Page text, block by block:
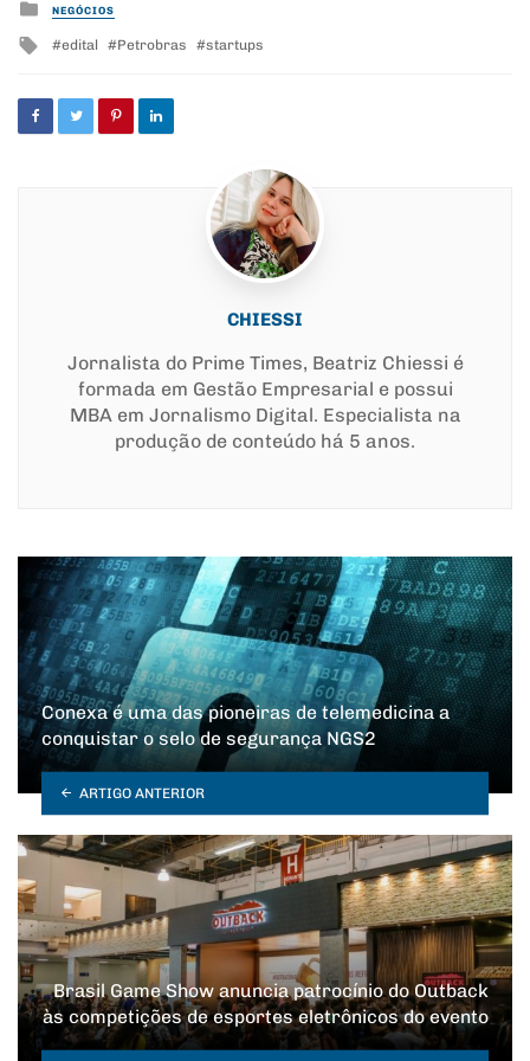
Posted
in
NEGÓCIOS
Tagged
edital Petrobras startups
CHIESSI
Jornalista do Prime Times, Beatriz Chiessi é
formada em Gestão Empresarial e possui
MBA em Jornalismo Digital. Especialista na
produção de conteúdo há 5 anos.
Conexa é uma das pioneiras de telemedicina a
conquistar o selo de segurança NGS2
ARTIGO ANTERIOR
Brasil Game Show anuncia patrocínio do Outback
às competições de esportes eletrônicos do evento